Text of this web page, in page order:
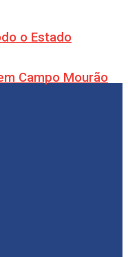
o Estado
Campo Mourão